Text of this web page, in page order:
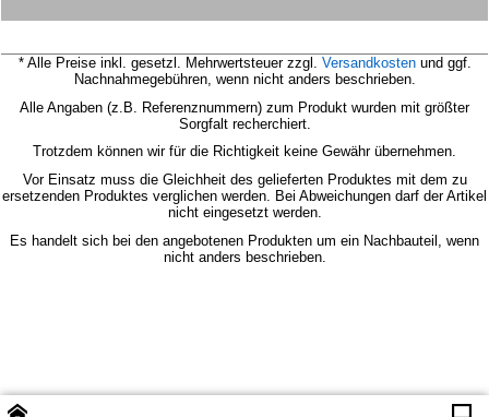
* Alle Preise inkl. gesetzl. Mehrwertsteuer zzgl. Versandkostenund ggf.
Nachnahmegebühren, wenn nicht anders beschrieben.
Alle Angaben (z.B. Referenznummern) zum Produkt wurden mit größter
Sorgfalt recherchiert.
Trotzdem können wir für die Richtigkeit keine Gewähr übernehmen.
Vor Einsatz muss die Gleichheit des gelieferten Produktes mit dem zu
ersetzenden Produktes verglichen werden.
Bei Abweichungen darf der Artikel
nicht eingesetzt werden.
Es handelt sich bei den angebotenen Produkten um ein Nachbauteil, wenn
nicht anders beschrieben.